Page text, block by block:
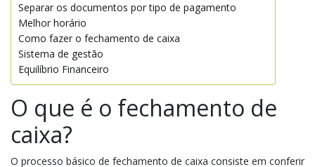
Separar os documentos por tipo de pagamento
Melhor horário
Como fazer o fechamento de caixa
Sistema de gestão
Equilíbrio Financeiro
O que é o fechamento de
caixa?
O processo básico de fechamento de caixa consiste em conferir